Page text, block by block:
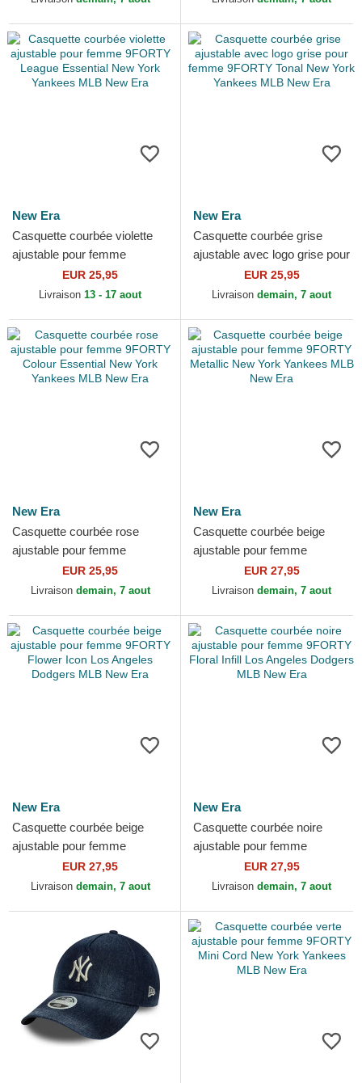
New Era
Casquette courbée violette
ajustable pour femme
9FORTY League Essential
New York Yankees MLB
EUR 25,95
Livraison 13 - 17 aout
New Era
Casquette courbée grise
ajustable avec logo grise pour
femme 9FORTY Tonal New
York Yankees MLB...
EUR 25,95
Livraison demain, 7 aout
New Era
Casquette courbée rose
ajustable pour femme
9FORTY Colour Essential
New York Yankees MLB
EUR 25,95
Livraison demain, 7 aout
New Era
Casquette courbée beige
ajustable pour femme
9FORTY Metallic New York
Yankees MLB New Era
EUR 27,95
Livraison demain, 7 aout
New Era
Casquette courbée beige
ajustable pour femme
9FORTY Flower Icon Los
Angeles Dodgers MLB New
EUR 27,95
Livraison demain, 7 aout
New Era
Casquette courbée noire
ajustable pour femme
9FORTY Floral Infill Los
Angeles Dodgers MLB New
EUR 27,95
Livraison demain, 7 aout